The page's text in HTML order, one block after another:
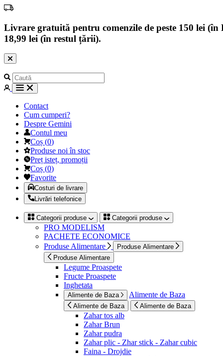
Livrare gratuită pentru comenzile de peste 150 lei
18,99 lei (în restul țării).
Contact
Cum cumperi?
Despre Gemini
Contul meu
Coș (0)
Produse noi în stoc
Preț isteț, promoții
Coș (0)
Favorite
Costuri de livrare
Livrări telefonice
Categorii produse Categorii produse
PRO MODELISM
PACHETE ECONOMICE
Produse Alimentare
Produse Alimentare
Produse Alimentare
Legume Proaspete
Fructe Proaspete
Inghetata
Alimente de Baza Alimente de Baza
Alimente de Baza Alimente de Baza
Zahar tos alb
Zahar Brun
Zahar pudra
Zahar plic - Zhar stick - Zahar cubic
Faina - Drojdie